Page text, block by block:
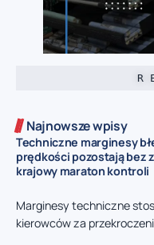
R
Najnowsze wpisy
Techniczne marginesy
prędkości pozostają bez
krajowy maraton kontroli
Marginesy techniczne
kierowców za